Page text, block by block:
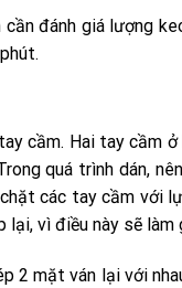
đánh giá lượng
cầm. Hai tay cầm
quá trình dán,
các tay cầm với
vì điều này sẽ làm
2 mặt ván lại với